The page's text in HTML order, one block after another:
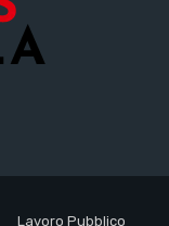
Lavoro Pubblico